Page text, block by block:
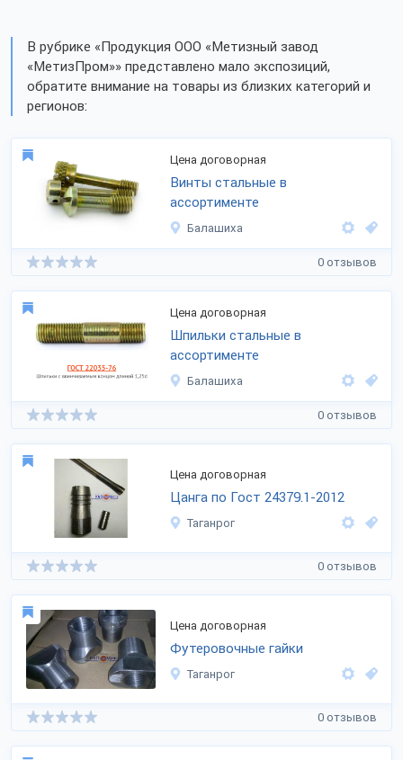
В рубрике «Продукция ООО «Метизный завод
«МетизПром»» представлено мало экспозиций,
обратите внимание на товары из близких категорий и
регионов:
Цена договорная
Винты стальные в
ассортименте
Балашиха
0 отзывов
Цена договорная
Шпильки стальные в
ассортименте
Балашиха
0 отзывов
Цена договорная
Цанга по Гост 24379.1-2012
Таганрог
0 отзывов
Цена договорная
Футеровочные гайки
Таганрог
0 отзывов